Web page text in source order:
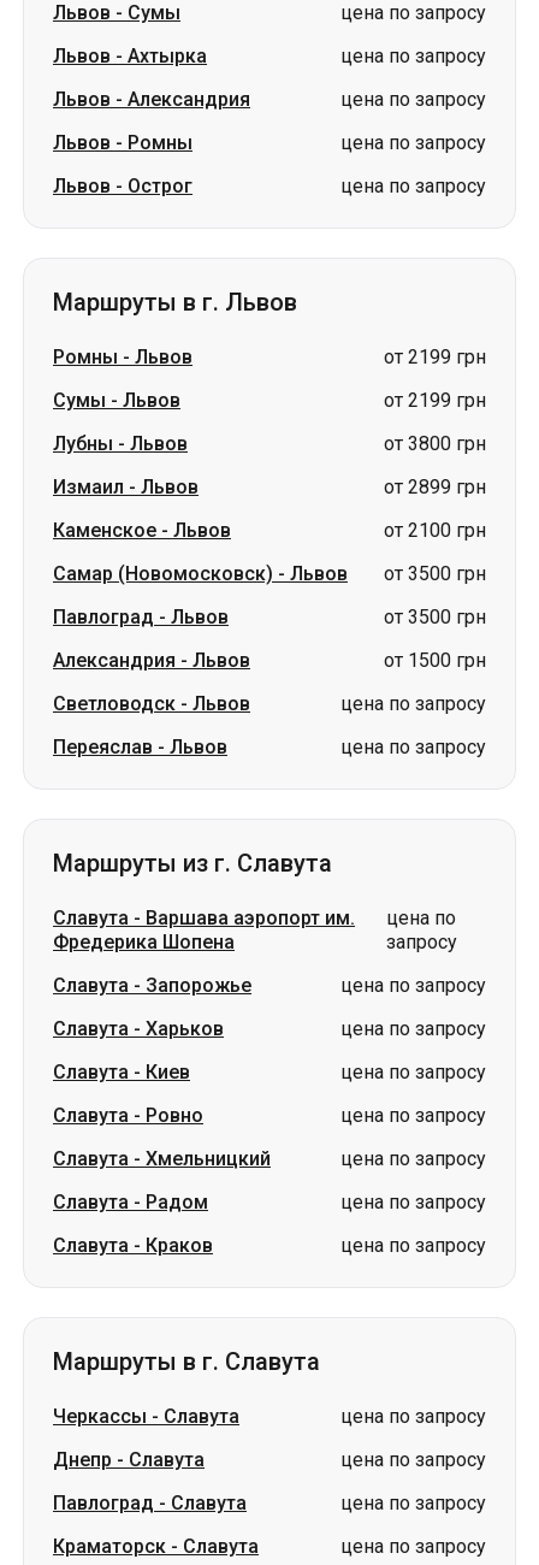
Львов - Сумы
цена по запросу
Львов - Ахтырка
цена по запросу
Львов - Александрия
цена по запросу
Львов - Ромны
цена по запросу
Львов - Острог цена по запросу
Маршруты в г. Львов
Ромны - Львов
от 2199 грн
Сумы - Львов
от 2199 грн
Лубны - Львов
от 3800 грн
Измаил - Львов
от 2899 грн
Каменское - Львов
от 2100 грн
Самар (Новомосковск) - Львов
от 3500 грн
Павлоград - Львов
от 3500 грн
Александрия - Львов
от 1500 грн
Светловодск - Львов
цена по запросу
Переяслав - Львов цена по запросу
Маршруты из г. Славута
Славута - Варшава аэропорт им.
Фредерика Шопена
цена по
запросу
Славута - Запорожье
цена по запросу
Славута - Харьков
цена по запросу
Славута - Киев
цена по запросу
Славута - Ровно
цена по запросу
Славута - Хмельницкий
цена по запросу
Славута - Радом
цена по запросу
Славута - Краков цена по запросу
Маршруты в г. Славута
Черкассы - Славута
цена по запросу
Днепр - Славута
цена по запросу
Павлоград - Славута
цена по запросу
Краматорск - Славута
цена по запросу